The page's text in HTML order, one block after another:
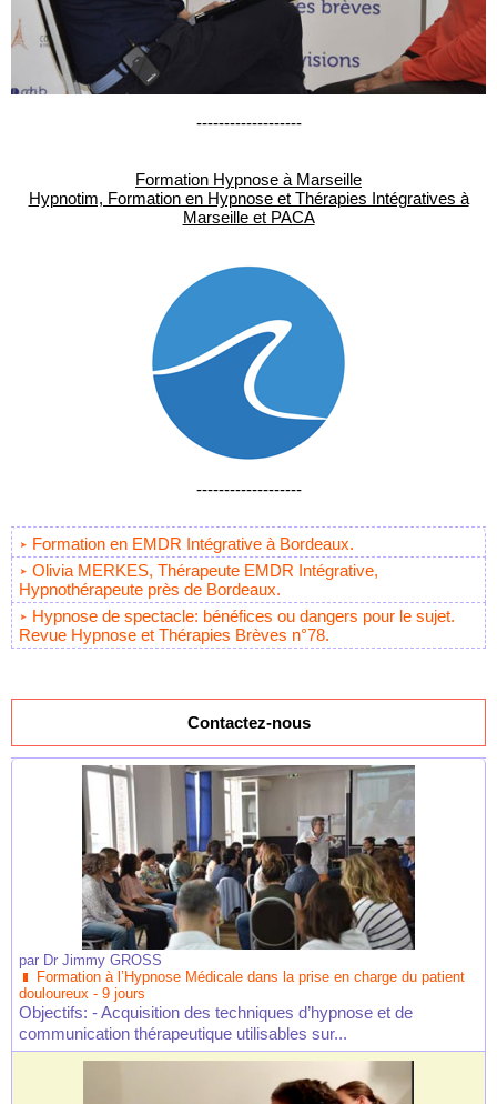
-------------------
Formation Hypnose à Marseille
Hypnotim, Formation en Hypnose et Thérapies Intégratives à
Marseille et PACA
-------------------
Formation en EMDR Intégrative à Bordeaux.
Olivia MERKES, Thérapeute EMDR Intégrative,
Hypnothérapeute près de Bordeaux.
Hypnose de spectacle: bénéfices ou dangers pour le sujet.
Revue Hypnose et Thérapies Brèves n°78.
Contactez-nous
par Dr Jimmy GROSS
Formation à l’Hypnose Médicale dans la prise en charge du patient
douloureux - 9 jours
Objectifs: - Acquisition des techniques d’hypnose et de
communication thérapeutique utilisables sur...